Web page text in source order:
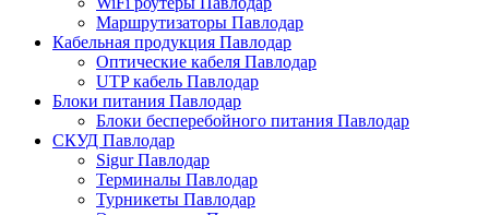
Маршрутизаторы Павлодар
Кабельная продукция Павлодар
Оптические кабеля Павлодар
UTP кабель Павлодар
Блоки питания Павлодар
Блоки бесперебойного питания Павлодар
СКУД Павлодар
Sigur Павлодар
Терминалы Павлодар
Турникеты Павлодар